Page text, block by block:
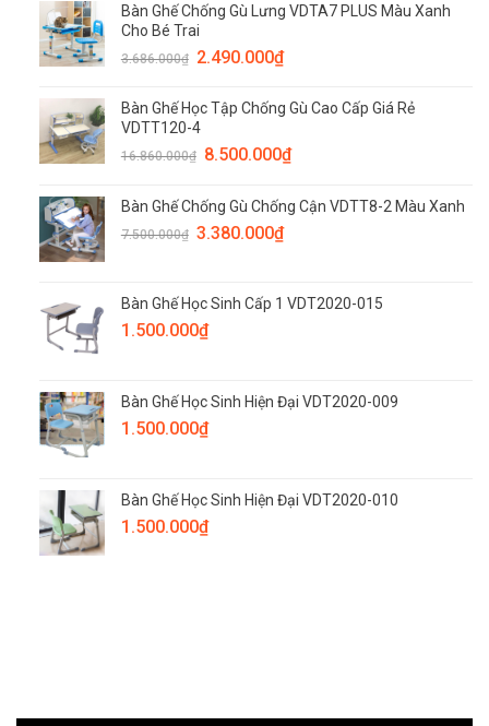
Bàn Ghế Chống Gù Lưng VDTA7 PLUS Màu Xanh
Cho Bé Trai
3.686.000₫ 2.490.000₫
Bàn Ghế Học Tập Chống Gù Cao Cấp Giá Rẻ
VDTT120-4
16.860.000₫ 8.500.000₫
Bàn Ghế Chống Gù Chống Cận VDTT8-2 Màu Xanh
7.500.000₫ 3.380.000₫
Bàn Ghế Học Sinh Cấp 1 VDT2020-015
1.500.000₫
Bàn Ghế Học Sinh Hiện Đại VDT2020-009
1.500.000₫
Bàn Ghế Học Sinh Hiện Đại VDT2020-010
1.500.000₫